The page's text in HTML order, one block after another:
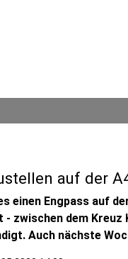
auf der
einen Engpass auf
- zwischen dem
Auch nächste